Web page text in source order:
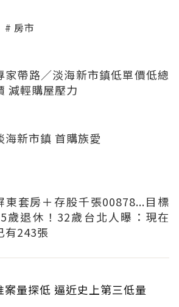
房市
家帶路／淡海新市鎮低單價低總
減輕購屋壓力
海新市鎮 首購族愛
東套房＋存股千張00878...目標
歲退休！32歲台北人曝：現在
有243張
案量探低 逼近史上第三低量